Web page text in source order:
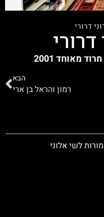
דרורי
מאוחד 2001
הבא
רמון והראל בן ארי